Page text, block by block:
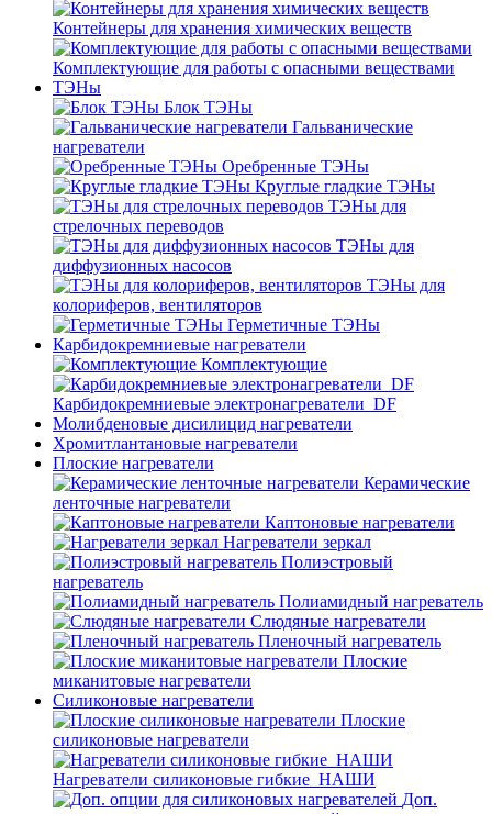
Контейнеры для хранения химических веществ
Комплектующие для работы с опасными веществами
ТЭНы
Блок ТЭНы
Гальванические
нагреватели
Оребренные ТЭНы
Круглые гладкие ТЭНы
ТЭНы для
стрелочных переводов
ТЭНы для
диффузионных насосов
ТЭНы для
колориферов, вентиляторов
Герметичные ТЭНы
Карбидокремниевые нагреватели
Комплектующие
Карбидокремниевые электронагреватели_DF
Молибденовые дисилицид нагреватели
Хромитлантановые нагреватели
Плоские нагреватели
Керамические
ленточные нагреватели
Каптоновые нагреватели
Нагреватели зеркал
Полиэстровый
нагреватель
Полиамидный нагреватель
Слюдяные нагреватели
Пленочный нагреватель
Плоские
миканитовые нагреватели
Силиконовые нагреватели
Плоские
силиконовые нагреватели
Нагреватели силиконовые гибкие_НАШИ
Доп.